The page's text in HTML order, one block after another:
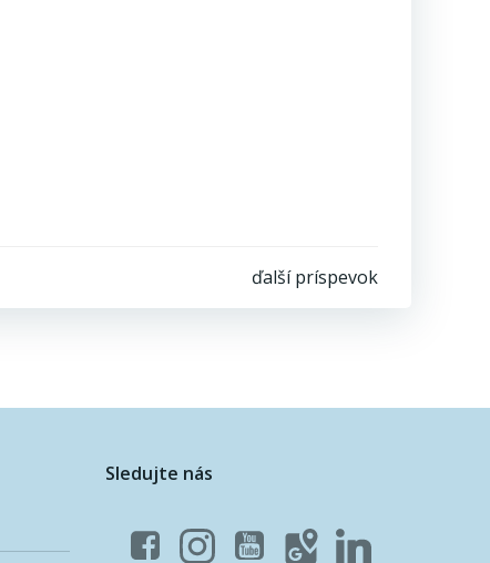
ďalší príspevok
Sledujte nás